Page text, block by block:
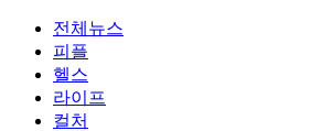
전체뉴스
피플
헬스
라이프
컬처